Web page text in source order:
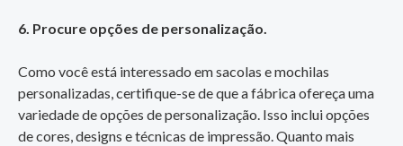
6. Procure opções de personalização.
Como você está interessado em sacolas e mochilas
personalizadas, certifique-se de que a fábrica ofereça uma
variedade de opções de personalização. Isso inclui opções
de cores, designs e técnicas de impressão. Quanto mais